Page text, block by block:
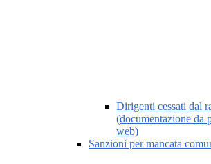
Dirigenti cessati dal
(documentazione da
web)
Sanzioni per mancata